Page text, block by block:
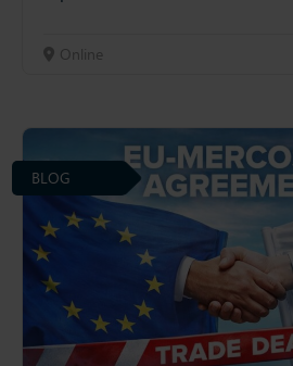
Online
BLOG